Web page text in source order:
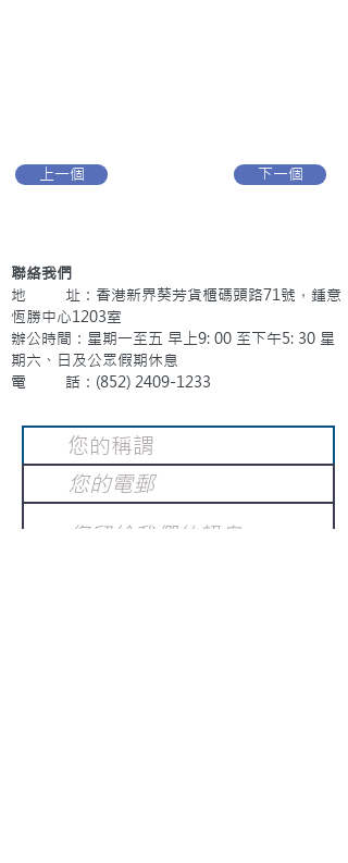
上一個 下一個
聯絡我們
地 址：香港新界葵芳貨櫃碼頭路71號，鍾意
恆勝中心1203室
辦公時間：星期一至五 早上9: 00 至下午5: 30 星
期六、日及公眾假期休息
電 話：(852) 2409-1233